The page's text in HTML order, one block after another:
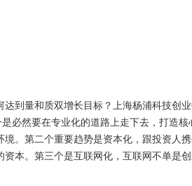
到量和质双增长目标？上海杨浦科技创
必然要在专业化的道路上走下去，打造
。第二个重要趋势是资本化，跟投资人
本。第三个是互联网化，互联网不单是